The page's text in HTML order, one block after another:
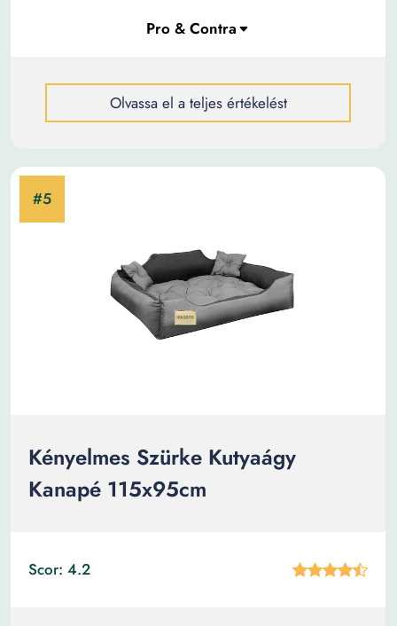
Olvassa el a teljes értékelést
Kényelmes Szürke Kutyaágy
Kanapé 115x95cm
Scor: 4.2